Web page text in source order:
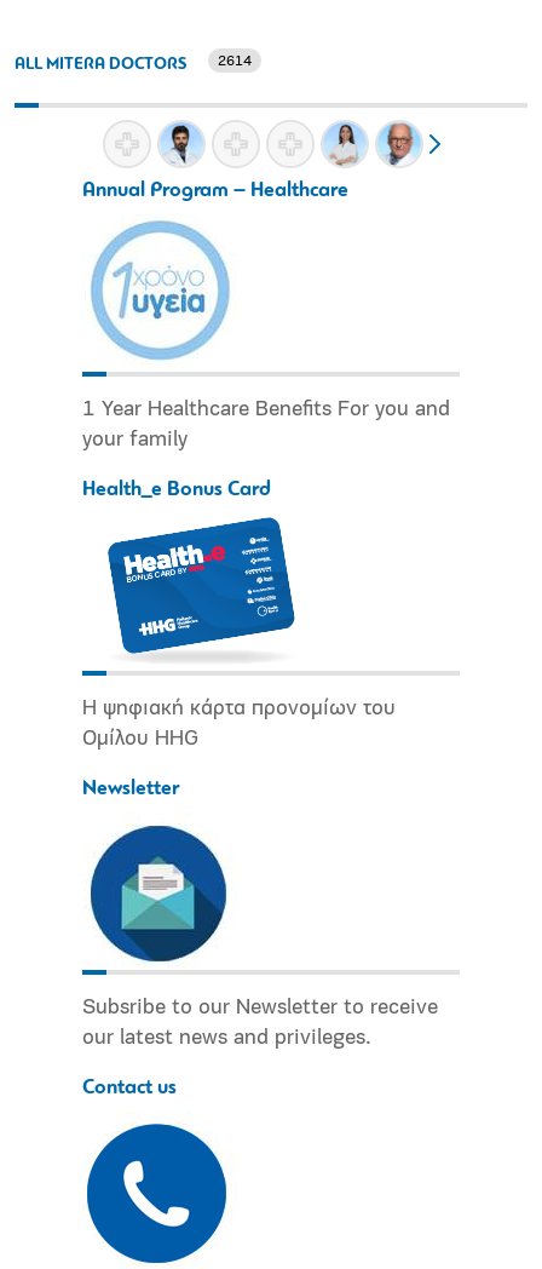
ALL MITERA DOCTORS 2614
Annual Program – Healthcare
1 Year Healthcare Benefits For you and
your family
Health_e Bonus Card
Η ψηφιακή κάρτα προνομίων του
Ομίλου HHG
Newsletter
Subsribe to our Newsletter to receive
our latest news and privileges.
Contact us